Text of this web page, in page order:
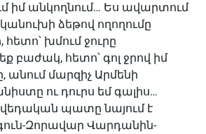
իմ անկողնում… Ես ավարտում
ձեթով ողողումը
խմում ջուրը
բաժակ, հետո՝ գոլ ջրով իմ
անում մարզիչ Արմենի
ու դուրս եմ գալիս…
պատը նայում է
Զորավար Վարդանին-